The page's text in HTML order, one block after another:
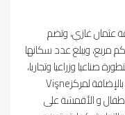
عثمان غازي، وتضم
منطقة يلدريم 69 حيّاً تتوزع على مساحة 399 كم مربع، ويبلغ عدد سكانها
صناعيا وزراعيا وتجاريا،
حيث يوجد فيها منطقة Otosansit الصناعية، بالإضافة لمركزVişne
و الأقمشة على